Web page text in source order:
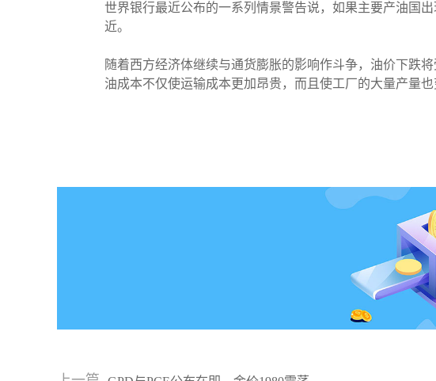
世界银行最近公布的一系列情景警告说，如果主要产油国
近。
随着西方经济体继续与通货膨胀的影响作斗争，油价下跌
油成本不仅使运输成本更加昂贵，而且使工厂的大量产量也